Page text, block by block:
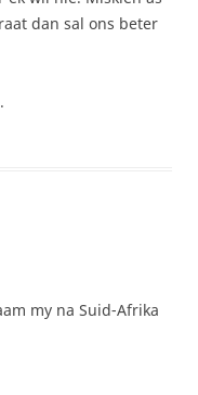
dan sal ons beter
my na Suid-Afrika